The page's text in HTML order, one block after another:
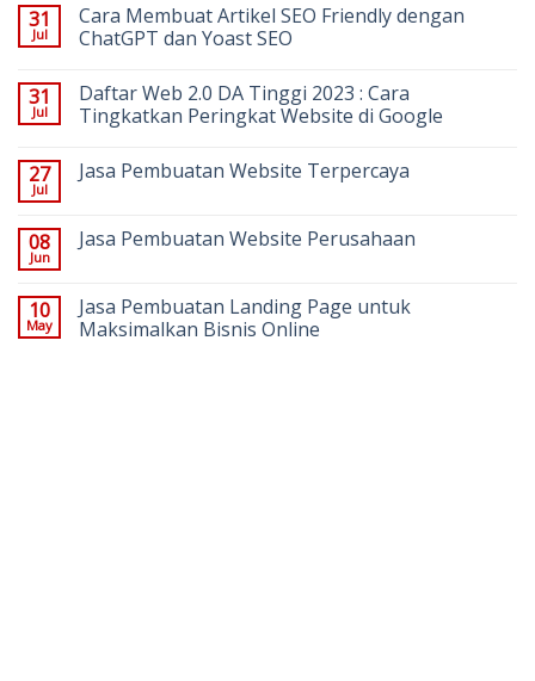
31
Jul
Cara Membuat Artikel SEO Friendly dengan
ChatGPT dan Yoast SEO
31
Jul
Daftar Web 2.0 DA Tinggi 2023 : Cara
Tingkatkan Peringkat Website di Google
27
Jul
Jasa Pembuatan Website Terpercaya
08
Jun
Jasa Pembuatan Website Perusahaan
10
May
Jasa Pembuatan Landing Page untuk
Maksimalkan Bisnis Online